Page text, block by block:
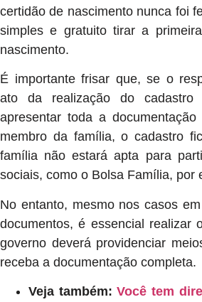
certidão de nascimento nunca foi
simples e gratuito tirar a
nascimento.
É importante frisar que, se o
ato da realização do cadastro
apresentar toda a
membro da família, o cadastro
família não estará apta para
sociais, como o Bolsa Família, por
No entanto, mesmo nos casos
documentos, é essencial realizar
governo deverá providenciar
receba a documentação completa.
Veja também:Você tem